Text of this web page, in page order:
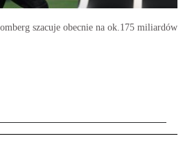
szacuje obecnie na ok.175 miliardów